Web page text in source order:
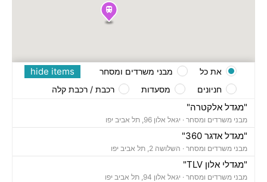
"מגדל אלקטרה"
מבני משרדים ומסחר · יגאל אלון 96, תל אביב יפו
"מגדל אדגר 360"
מבני משרדים ומסחר · השלושה 2, תל אביב יפו
"מגדלי אלון TLV"
מבני משרדים ומסחר · יגאל אלון 94, תל אביב יפו
hide items את כל
מבני משרדים ומסחר
חניונים
מסעדות רכבת / רכבת קלה